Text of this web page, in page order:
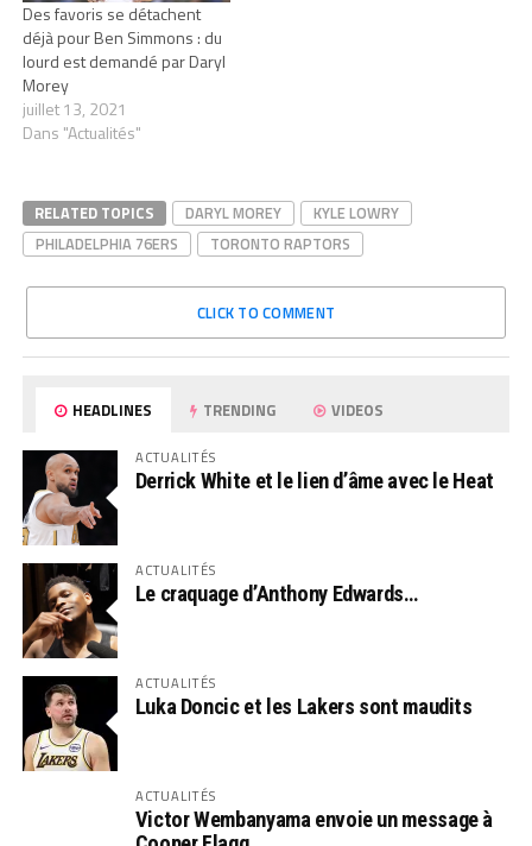
Des favoris se détachent
déjà pour Ben Simmons : du
lourd est demandé par Daryl
Morey
juillet 13, 2021
Dans "Actualités"
RELATED TOPICS DARYL MOREY
KYLE LOWRY
PHILADELPHIA 76ERS
TORONTO RAPTORS
CLICK TO COMMENT
HEADLINES TRENDING VIDEOS
ACTUALITÉS
Derrick White et le lien d’âme avec le Heat
ACTUALITÉS
Le craquage d’Anthony Edwards…
ACTUALITÉS
Luka Doncic et les Lakers sont maudits
ACTUALITÉS
Victor Wembanyama envoie un message à